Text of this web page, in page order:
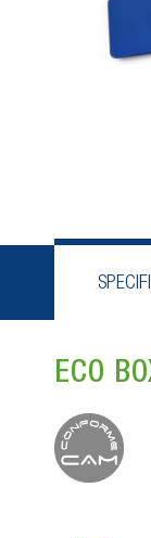
ECO